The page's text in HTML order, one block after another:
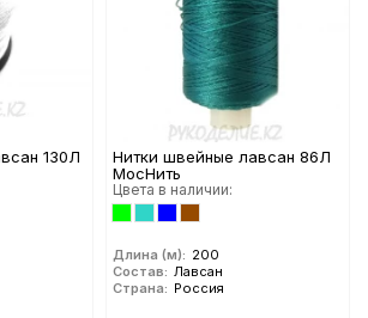
130Л
Нитки швейные лавсан 86Л
МосНить
Цвета в наличии:
Длина (м): 200
Состав: Лавсан
Страна: Россия